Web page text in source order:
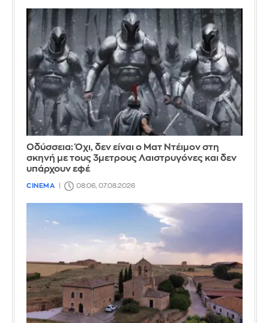
Οδύσσεια: Όχι, δεν είναι ο Ματ Ντέιμον στη
σκηνή με τους 3μετρους Λαιστρυγόνες και δεν
υπάρχουν εφέ
CINEMA 08:06, 07.08.2026